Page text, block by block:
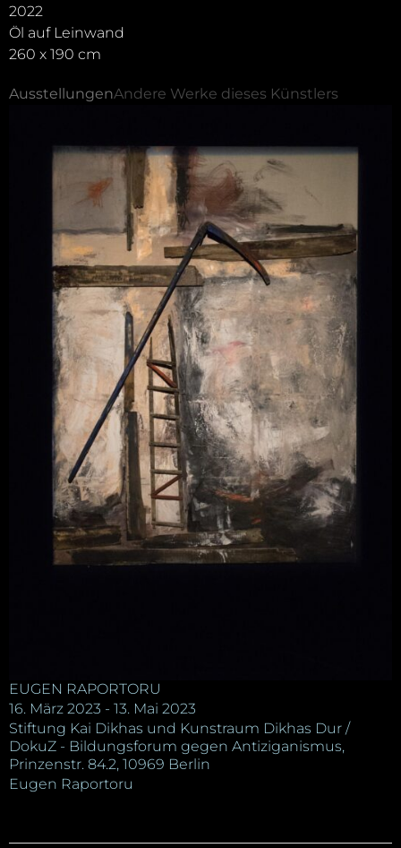
2022
Öl auf Leinwand
260 x 190 cm
AusstellungenAndere Werke dieses Künstlers
EUGEN RAPORTORU
16. März 2023 - 13. Mai 2023
Stiftung Kai Dikhas und Kunstraum Dikhas Dur /
DokuZ - Bildungsforum gegen Antiziganismus,
Prinzenstr. 84.2, 10969 Berlin
Eugen Raportoru